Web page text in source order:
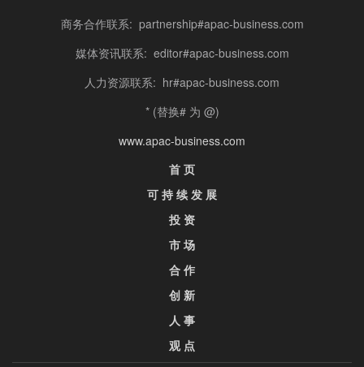
商务合作联系: partnership#apac-business.com
媒体资讯联系: editor#apac-business.com
人力资源联系: hr#apac-business.com
* (替换# 为 @)
www.apac-business.com
首 页
可 持 续 发 展
投 资
市 场
合 作
创 新
人 事
观 点